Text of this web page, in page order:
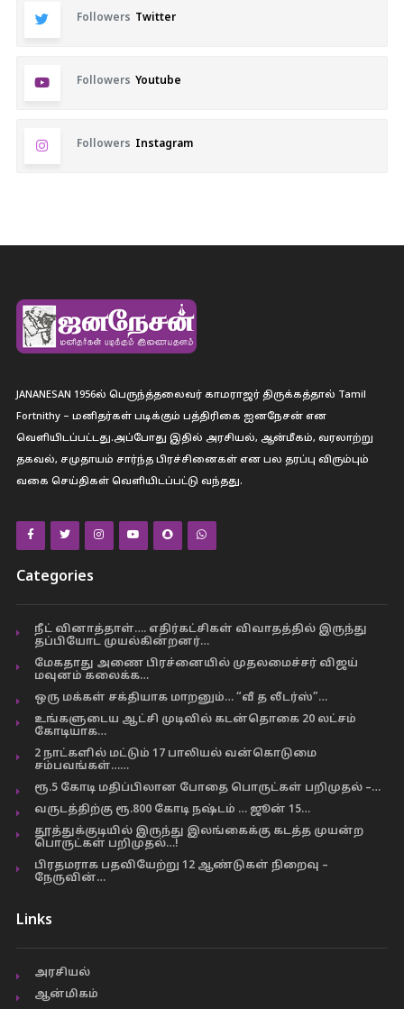
Followers Twitter
Followers Youtube
Followers Instagram
JANANESAN 1956ல் பெருந்த்தலைவர் காமராஜர் திருக்கத்தால் Tamil
Fortnithy – மனிதர்கள் படிக்கும் பத்திரிகை ஐனநேசன் என
வெளியிடப்பட்டது.அப்போது இதில் அரசியல், ஆன்மீகம், வரலாற்று
தகவல், சமுதாயம் சார்ந்த பிரச்சினைகள் என பல தரப்பு விரும்பும்
வகை செய்திகள் வெளியிடப்பட்டு வந்தது.
Categories
நீட் வினாத்தாள்…. எதிர்கட்சிகள் விவாதத்தில் இருந்து
தப்பியோட முயல்கின்றனர்…
மேகதாது அணை பிரச்னையில் முதலமைச்சர் விஜய்
மவுனம் கலைக்க…
ஒரு மக்கள் சக்தியாக மாறனும்… “வீ த லீடர்ஸ்”…
உங்களுடைய ஆட்சி முடிவில் கடன்தொகை 20 லட்சம்
கோடியாக…
2 நாட்களில் மட்டும் 17 பாலியல் வன்கொடுமை
சம்பவங்கள்……
ரூ.5 கோடி மதிப்பிலான போதை பொருட்கள் பறிமுதல் –…
வருடத்திற்கு ரூ.800 கோடி நஷ்டம் … ஜூன் 15…
தூத்துக்குடியில் இருந்து இலங்கைக்கு கடத்த முயன்ற
பொருட்கள் பறிமுதல்…!
பிரதமராக பதவியேற்று 12 ஆண்டுகள் நிறைவு –
நேருவின்…
Links
அரசியல்
ஆன்மிகம்